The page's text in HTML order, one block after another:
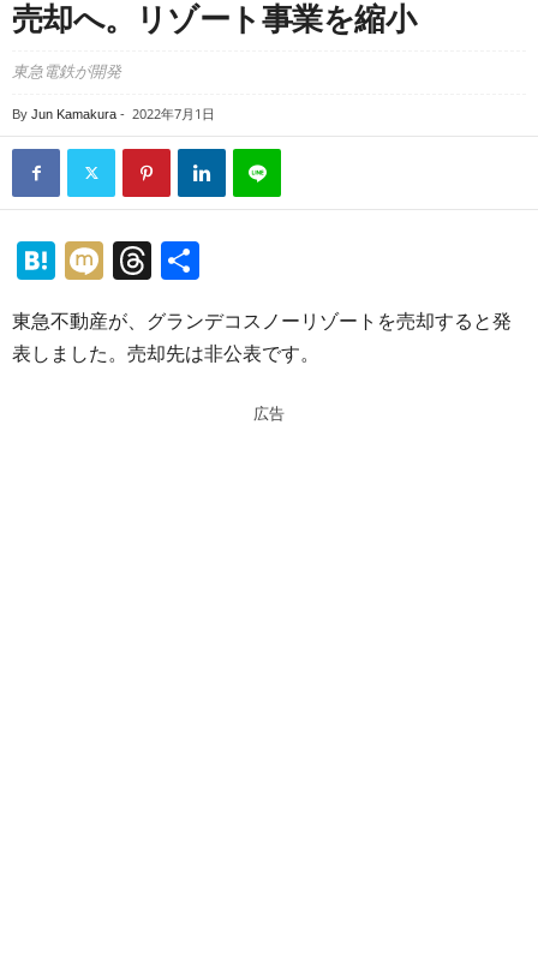
売却へ。リゾート事業を縮小
東急電鉄が開発
By Jun Kamakura - 2022年7月1日
H
e
n
M
T
e
a
東急不動産が、グランデコスノーリゾートを売却すると発
表しました。売却先は非公表です。
広告